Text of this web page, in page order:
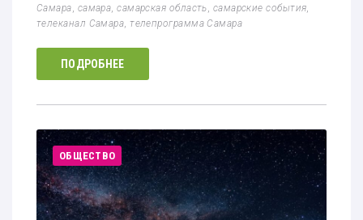
Самара, самара,самарская область, самарские события,
телеканал Самара,телепрограмма Самара
ПОДРОБНЕЕ
ОБЩЕСТВО